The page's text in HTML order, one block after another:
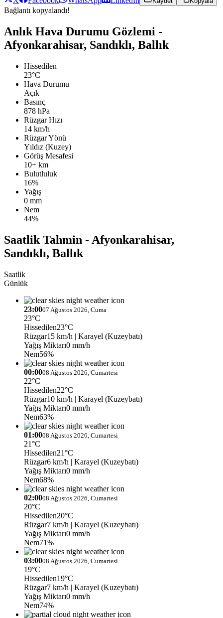
Bağlantı kopyalandı!
Anlık Hava Durumu Gözlemi -
Afyonkarahisar, Sandıklı, Ballık
Hissedilen
23°C
Hava Durumu
Açık
Basınç
878 hPa
Rüzgar Hızı
14 km/h
Rüzgar Yönü
Yıldız (Kuzey)
Görüş Mesafesi
10+ km
Bulutluluk
16%
Yağış
0 mm
Nem
44%
Saatlik Tahmin - Afyonkarahisar,
Sandıklı, Ballık
Saatlik
Günlük
23:0007 Ağustos 2026, Cuma
23°C
Hissedilen23°C
Rüzgar15 km/h | Karayel (Kuzeybatı)
Yağış Miktarı0 mm/h
Nem56%
00:0008 Ağustos 2026, Cumartesi
22°C
Hissedilen22°C
Rüzgar10 km/h | Karayel (Kuzeybatı)
Yağış Miktarı0 mm/h
Nem63%
01:0008 Ağustos 2026, Cumartesi
21°C
Hissedilen21°C
Rüzgar6 km/h | Karayel (Kuzeybatı)
Yağış Miktarı0 mm/h
Nem68%
02:0008 Ağustos 2026, Cumartesi
20°C
Hissedilen20°C
Rüzgar7 km/h | Karayel (Kuzeybatı)
Yağış Miktarı0 mm/h
Nem71%
03:0008 Ağustos 2026, Cumartesi
19°C
Hissedilen19°C
Rüzgar7 km/h | Karayel (Kuzeybatı)
Yağış Miktarı0 mm/h
Nem74%